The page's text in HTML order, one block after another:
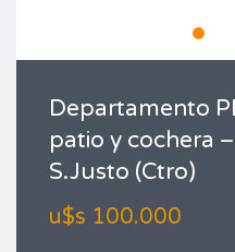
Departamento
patio y cochera
S.Justo (Ctro)
u$s 100.000